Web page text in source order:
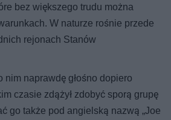
bez większego trudu można
W naturze rośnie przede
rejonach Stanów
nim naprawdę głośno dopiero
czasie zdążył zdobyć sporą grupę
go także pod angielską nazwą „Joe